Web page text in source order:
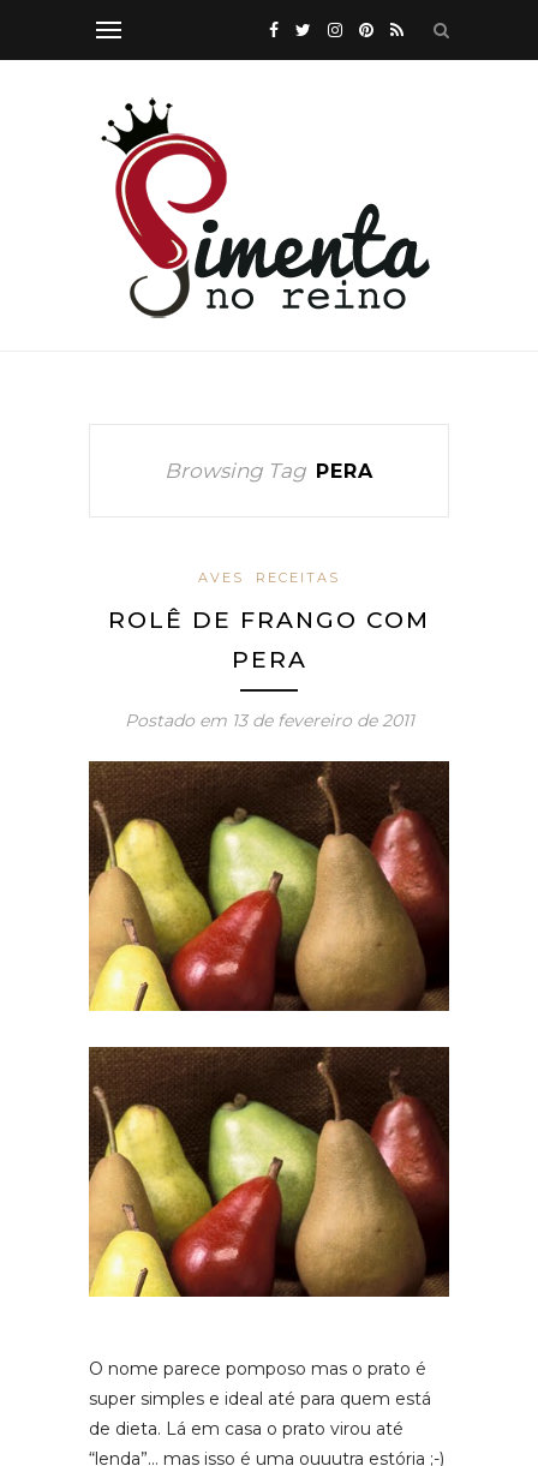
Browsing Tag PERA
AVES RECEITAS
ROLÊ DE FRANGO COM
PERA
Postado em 13 de fevereiro de 2011
O nome parece pomposo mas o prato é
super simples e ideal até para quem está
de dieta. Lá em casa o prato virou até
“lenda”… mas isso é uma ouuutra estória ;-)